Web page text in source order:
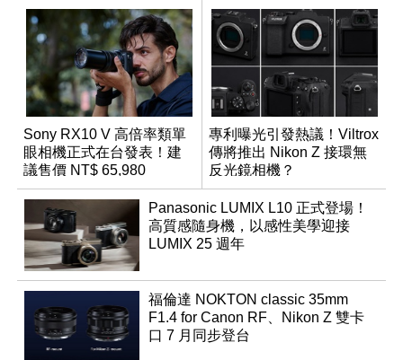
Sony RX10 V 高倍率類單
眼相機正式在台發表！建
議售價 NT$ 65,980
專利曝光引發熱議！Viltrox
傳將推出 Nikon Z 接環無
反光鏡相機？
Panasonic LUMIX L10 正式登場！
高質感隨身機，以感性美學迎接
LUMIX 25 週年
福倫達 NOKTON classic 35mm
F1.4 for Canon RF、Nikon Z 雙卡
口 7 月同步登台